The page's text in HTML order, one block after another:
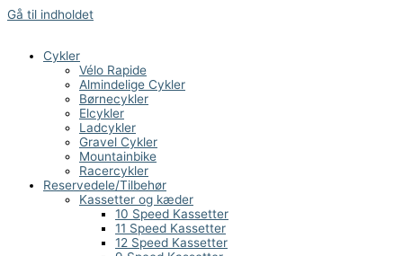
Gå til indholdet
Cykler
Vélo Rapide
Almindelige Cykler
Børnecykler
Elcykler
Ladcykler
Gravel Cykler
Mountainbike
Racercykler
Reservedele/Tilbehør
Kassetter og kæder
10 Speed Kassetter
11 Speed Kassetter
12 Speed Kassetter